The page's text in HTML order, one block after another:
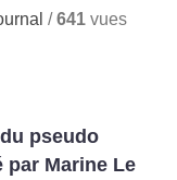
/641 vues
pseudo
par Marine Le